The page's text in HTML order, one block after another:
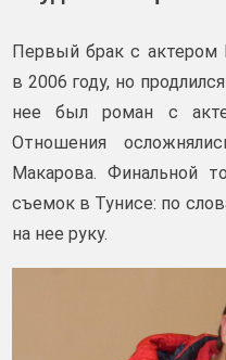
Первый брак с актером
в 2006 году, но
нее был роман с
Отношения
Макарова. Финальной
съемок в Тунисе: по
на нее руку.